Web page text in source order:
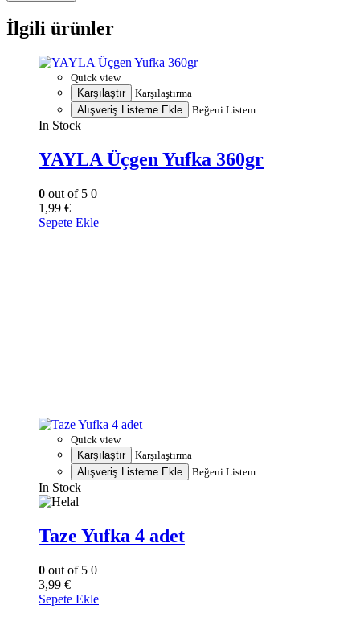
İlgili ürünler
Quick view
Karşılaştır
Karşılaştırma
Alışveriş Listeme Ekle
Beğeni Listem
In Stock
YAYLA Üçgen Yufka 360gr
0 out of 5 0
1,99 €
Sepete Ekle
Quick view
Karşılaştır
Karşılaştırma
Alışveriş Listeme Ekle
Beğeni Listem
In Stock
Taze Yufka 4 adet
0 out of 5 0
3,99 €
Sepete Ekle